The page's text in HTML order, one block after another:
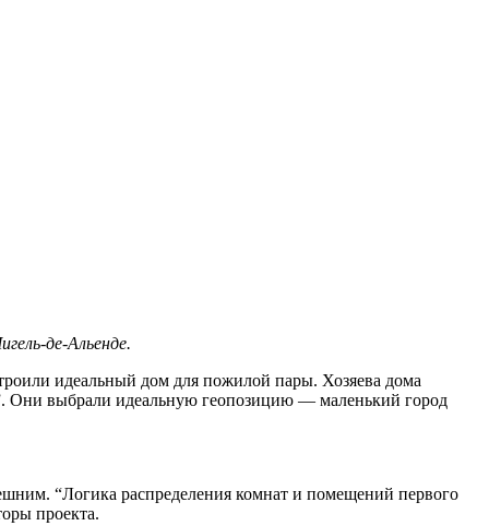
де-Альенде.
идеальный дом для пожилой пары. Хозяева дома
Они выбрали идеальную геопозицию — маленький город
“Логика распределения комнат и помещений первого
проекта.